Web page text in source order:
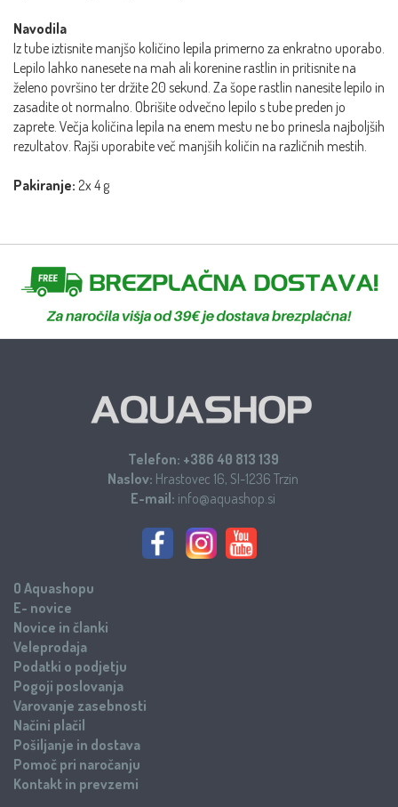
Navodila
Iz tube iztisnite manjšo količino lepila primerno za enkratno uporabo.
Lepilo lahko nanesete na mah ali korenine rastlin in pritisnite na
želeno površino ter držite 20 sekund. Za šope rastlin nanesite lepilo in
zasadite ot normalno. Obrišite odvečno lepilo s tube preden jo
zaprete. Večja količina lepila na enem mestu ne bo prinesla najboljših
rezultatov. Rajši uporabite več manjših količin na različnih mestih.
Pakiranje: 2x 4 g
Telefon: +386 40 813 139
Naslov: Hrastovec 16, SI-1236 Trzin
E-mail: info@aquashop.si
O Aquashopu
E- novice
Novice in članki
Veleprodaja
Podatki o podjetju
Pogoji poslovanja
Varovanje zasebnosti
Načini plačil
Pošiljanje in dostava
Pomoč pri naročanju
Kontakt in prevzemi